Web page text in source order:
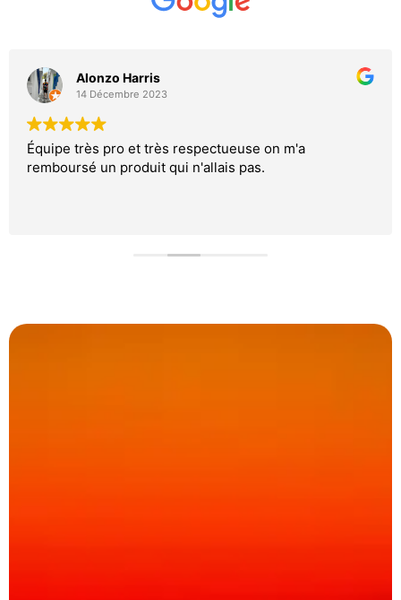
Alonzo Harris
14 Décembre 2023
Équipe très pro et très respectueuse on m'a
remboursé un produit qui n'allais pas.